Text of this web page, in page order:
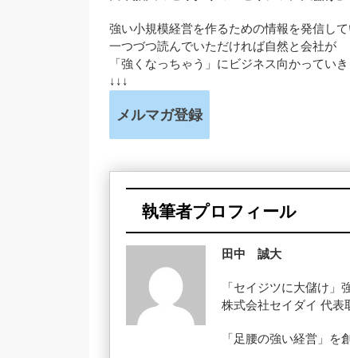
強い小規模経営を作るための情報を発信して
一つづつ読んでいただければ自然と会社が
「強くなっちゃう」にビジネス向かっていき
↓↓↓
メルマガ登録
執筆者プロフィール
田中 誠大
「セイジツに大儲け」
株式会社セイダイ 代表
「足腰の強い経営」を